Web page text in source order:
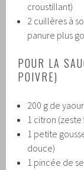
croustillant)
2 cuillères à
panure plus
POUR LA
POIVRE)
200 g de
1 citron (zeste
1 petite
douce)
1 pincée de